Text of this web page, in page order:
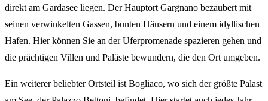
direkt am Gardasee liegen. Der Hauptort Gargnano bezaubert mit
seinen verwinkelten Gassen, bunten Häusern und einem idyllischen
Hafen. Hier können Sie an der Uferpromenade spazieren gehen und
die prächtigen Villen und Paläste bewundern, die den Ort umgeben.
Ein weiterer beliebter Ortsteil ist Bogliaco, wo sich der größte Palast